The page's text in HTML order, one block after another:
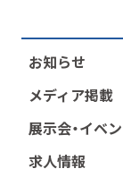
お知らせ
メディア掲載
展示会・イベ
求人情報